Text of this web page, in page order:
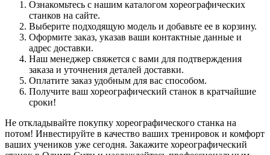
Ознакомьтесь с нашим каталогом хореографических
станков на сайте.
Выберите подходящую модель и добавьте ее в корзину.
Оформите заказ, указав ваши контактные данные и
адрес доставки.
Наш менеджер свяжется с вами для подтверждения
заказа и уточнения деталей доставки.
Оплатите заказ удобным для вас способом.
Получите ваш хореографический станок в кратчайшие
сроки!
Не откладывайте покупку хореографического станка на
потом! Инвестируйте в качество ваших тренировок и комфорт
ваших учеников уже сегодня. Закажите хореографический